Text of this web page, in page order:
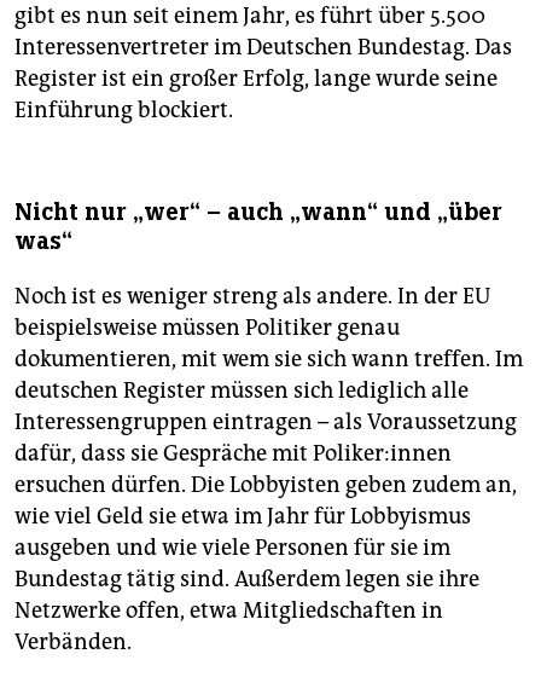
gibt es nun seit einem Jahr, es führt über 5.500
Interessenvertreter im Deutschen Bundestag. Das
Register ist ein großer Erfolg, lange wurde seine
Einführung blockiert.
Nicht nur „wer“ – auch „wann“ und „über
was“
Noch ist es weniger streng als andere. In der EU
beispielsweise müssen Politiker genau
dokumentieren, mit wem sie sich wann treffen. Im
deutschen Register müssen sich lediglich alle
Interessengruppen eintragen – als Voraussetzung
dafür, dass sie Gespräche mit Po­li­ke­r:in­nen
ersuchen dürfen. Die Lobbyisten geben zudem an,
wie viel Geld sie etwa im Jahr für Lobbyismus
ausgeben und wie viele Personen für sie im
Bundestag tätig sind. Außerdem legen sie ihre
Netzwerke offen, etwa Mitgliedschaften in
Verbänden.